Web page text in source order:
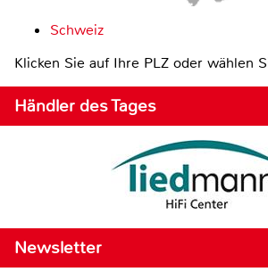
Schweiz
Klicken Sie auf Ihre PLZ oder wählen
Händler des Tages
Newsletter